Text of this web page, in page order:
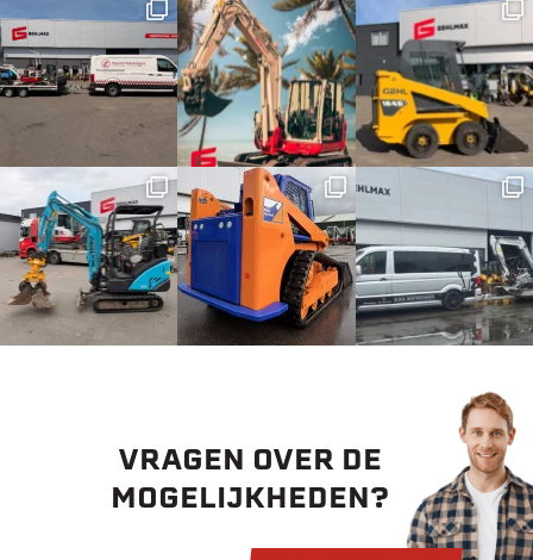
VRAGEN OVER DE
MOGELIJKHEDEN?